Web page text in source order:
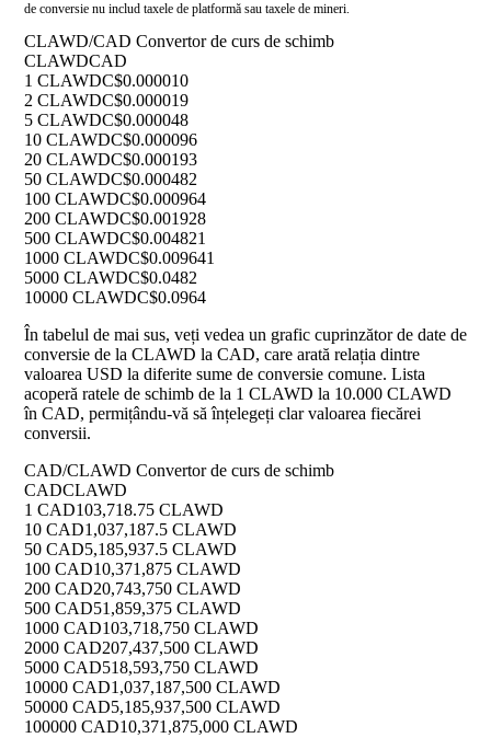
de conversie nu includ taxele de platformă sau taxele de mineri.
CLAWD/CAD Convertor de curs de schimb
CLAWDCAD
1 CLAWDC$0.000010
2 CLAWDC$0.000019
5 CLAWDC$0.000048
10 CLAWDC$0.000096
20 CLAWDC$0.000193
50 CLAWDC$0.000482
100 CLAWDC$0.000964
200 CLAWDC$0.001928
500 CLAWDC$0.004821
1000 CLAWDC$0.009641
5000 CLAWDC$0.0482
10000 CLAWDC$0.0964
În tabelul de mai sus, veți vedea un grafic cuprinzător de date de
conversie de la CLAWD la CAD, care arată relația dintre
valoarea USD la diferite sume de conversie comune. Lista
acoperă ratele de schimb de la 1 CLAWD la 10.000 CLAWD
în CAD, permițându-vă să înțelegeți clar valoarea fiecărei
conversii.
CAD/CLAWD Convertor de curs de schimb
CADCLAWD
1 CAD103,718.75 CLAWD
10 CAD1,037,187.5 CLAWD
50 CAD5,185,937.5 CLAWD
100 CAD10,371,875 CLAWD
200 CAD20,743,750 CLAWD
500 CAD51,859,375 CLAWD
1000 CAD103,718,750 CLAWD
2000 CAD207,437,500 CLAWD
5000 CAD518,593,750 CLAWD
10000 CAD1,037,187,500 CLAWD
50000 CAD5,185,937,500 CLAWD
100000 CAD10,371,875,000 CLAWD